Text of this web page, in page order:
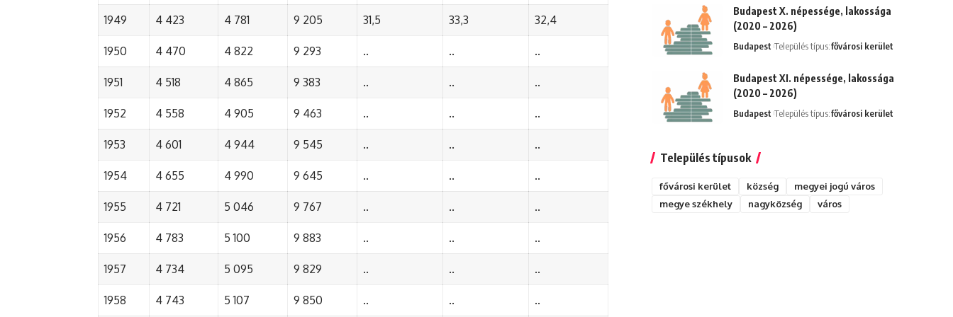
1949 4 423 4 781 9 205 31,5 33,3 32,4
1950 4 470 4 822 9 293 .. .. ..
1951 4 518 4 865 9 383 .. .. ..
1952 4 558 4 905 9 463 .. .. ..
1953 4 601 4 944 9 545 .. .. ..
1954 4 655 4 990 9 645 .. .. ..
1955 4 721 5 046 9 767 .. .. ..
1956 4 783 5 100 9 883 .. .. ..
1957 4 734 5 095 9 829 .. .. ..
1958 4 743 5 107 9 850 .. .. ..
Budapest X. népessége, lakossága
(2020 – 2026)
Budapest Település típus:fővárosi kerület
Budapest XI. népessége, lakossága
(2020 – 2026)
Budapest Település típus:fővárosi kerület
Település típusok
fővárosi kerület község
megyei jogú város
megye székhely
nagyközség város